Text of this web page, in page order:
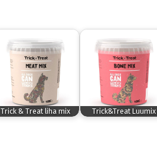
Trick & Treat liha mix Trick&Treat Luumix